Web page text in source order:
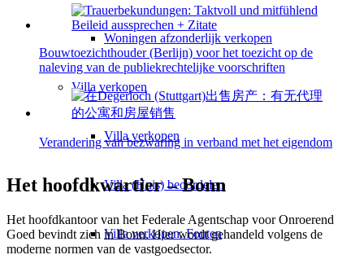
Woningen afzonderlijk verkopen
Villa verkopen
Villa verkopen
Villa (Huis) beoordelen
Villa verkopen: Fouten
Bouwtoezichthouder (Berlijn) voor het toezicht op de
naleving van de publiekrechtelijke voorschriften
Verandering van bezwaring in verband met het eigendom
Het hoofdkwartier – Bonn
Het hoofdkantoor van het Federale Agentschap voor Onroerend
Goed bevindt zich in Bonn. Hier wordt gehandeld volgens de
moderne normen van de vastgoedsector.